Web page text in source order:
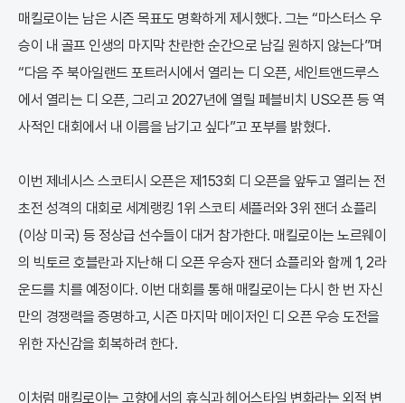
매킬로이는 남은 시즌 목표도 명확하게 제시했다. 그는 “마스터스 우
승이 내 골프 인생의 마지막 찬란한 순간으로 남길 원하지 않는다”며
“다음 주 북아일랜드 포트러시에서 열리는 디 오픈, 세인트앤드루스
에서 열리는 디 오픈, 그리고 2027년에 열릴 페블비치 US오픈 등 역
사적인 대회에서 내 이름을 남기고 싶다”고 포부를 밝혔다.
이번 제네시스 스코티시 오픈은 제153회 디 오픈을 앞두고 열리는 전
초전 성격의 대회로 세계랭킹 1위 스코티 셰플러와 3위 잰더 쇼플리
(이상 미국) 등 정상급 선수들이 대거 참가한다. 매킬로이는 노르웨이
의 빅토르 호블란과 지난해 디 오픈 우승자 잰더 쇼플리와 함께 1, 2라
운드를 치를 예정이다. 이번 대회를 통해 매킬로이는 다시 한 번 자신
만의 경쟁력을 증명하고, 시즌 마지막 메이저인 디 오픈 우승 도전을
위한 자신감을 회복하려 한다.
이처럼 매킬로이는 고향에서의 휴식과 헤어스타일 변화라는 외적 변